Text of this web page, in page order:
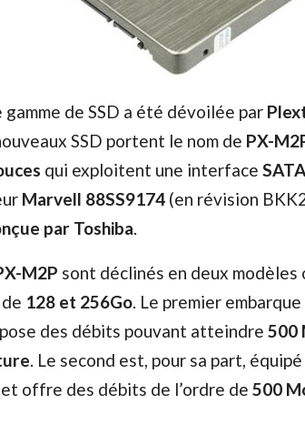
de SSD a été dévoilée par
SSD portent le nom de PX-
qui exploitent une interface
Marvell 88SS9174(en révision
par Toshiba.
M2P sont déclinés en deux
128 et 256Go. Le premier
des débits pouvant atteindre 500
. Le second est, pour sa part,
offre des débits de l’ordre de 500